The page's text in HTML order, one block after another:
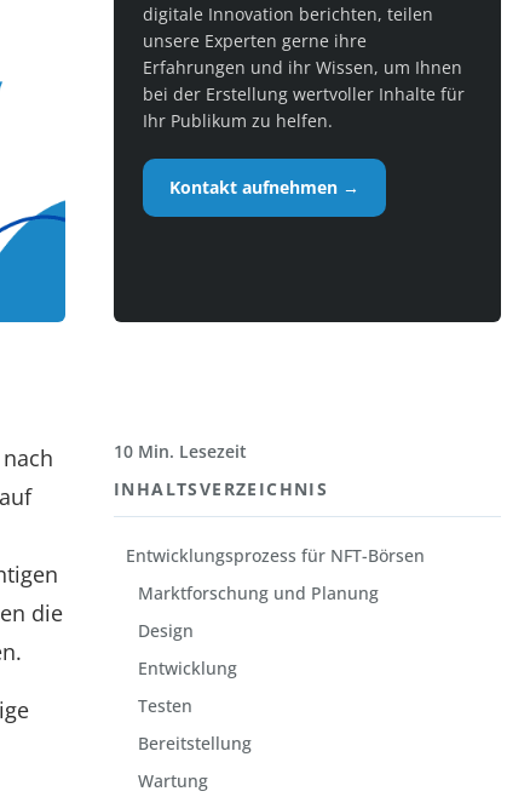
digitale Innovation berichten, teilen
unsere Experten gerne ihre
Erfahrungen und ihr Wissen, um Ihnen
bei der Erstellung wertvoller Inhalte für
Ihr Publikum zu helfen.
Kontakt aufnehmen →
die
10 Min. Lesezeit
INHALTSVERZEICHNIS
Entwicklungsprozess für NFT-Börsen
Marktforschung und Planung
Design
Entwicklung
Testen
Bereitstellung
Wartung